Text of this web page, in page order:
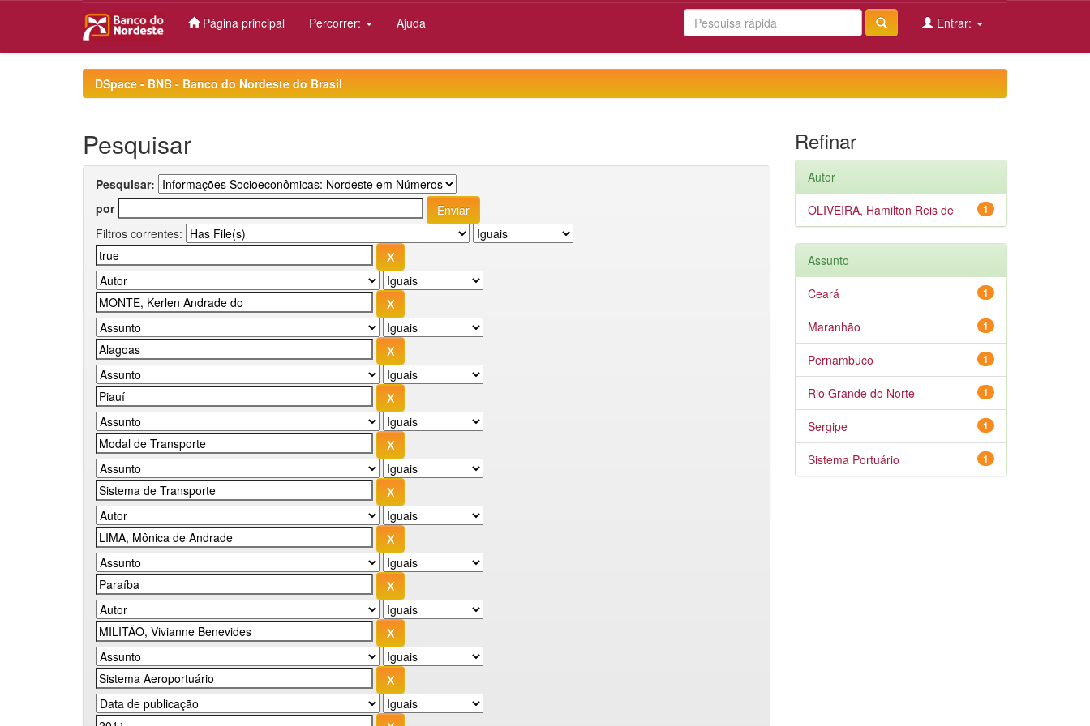
Página principal Percorrer: Ajuda Entrar:
DSpace - BNB - Banco do Nordeste do Brasil
Pesquisar
Pesquisar:
por
Filtros correntes:
Refinar
Autor
1
OLIVEIRA, Hamilton Reis de
Assunto
1
Ceará
1
Maranhão
1
Pernambuco
1
Rio Grande do Norte
1
Sergipe
1
Sistema Portuário